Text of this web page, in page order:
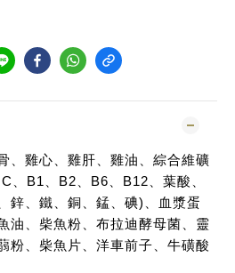
、雞心、雞肝、雞油、綜合維礦
、B1、B2、B6、B12、葉酸、
鋅、鐵、銅、錳、碘)、血漿蛋
油、柴魚粉、布拉迪酵母菌、靈
粉、柴魚片、洋車前子、牛磺酸